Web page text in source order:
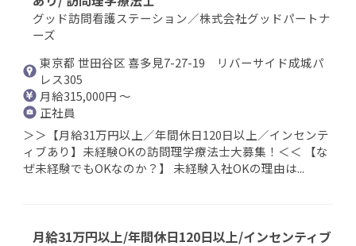
グッド訪問看護ステーション／株式会社グッドパートナ
ーズ
東京都 世田谷区 喜多見7-27-19 リバーサイド成城パ
レス305
月給315,000円 ～
正社員
＞＞【月給31万円以上／年間休日120日以上／インセンテ
ィブあり】未経験OKの訪問理学療法士大募集！＜＜ 【な
ぜ未経験でもOKなのか？】 未経験入社OKの理由は...
月給31万円以上/年間休日120日以上/インセンティブ